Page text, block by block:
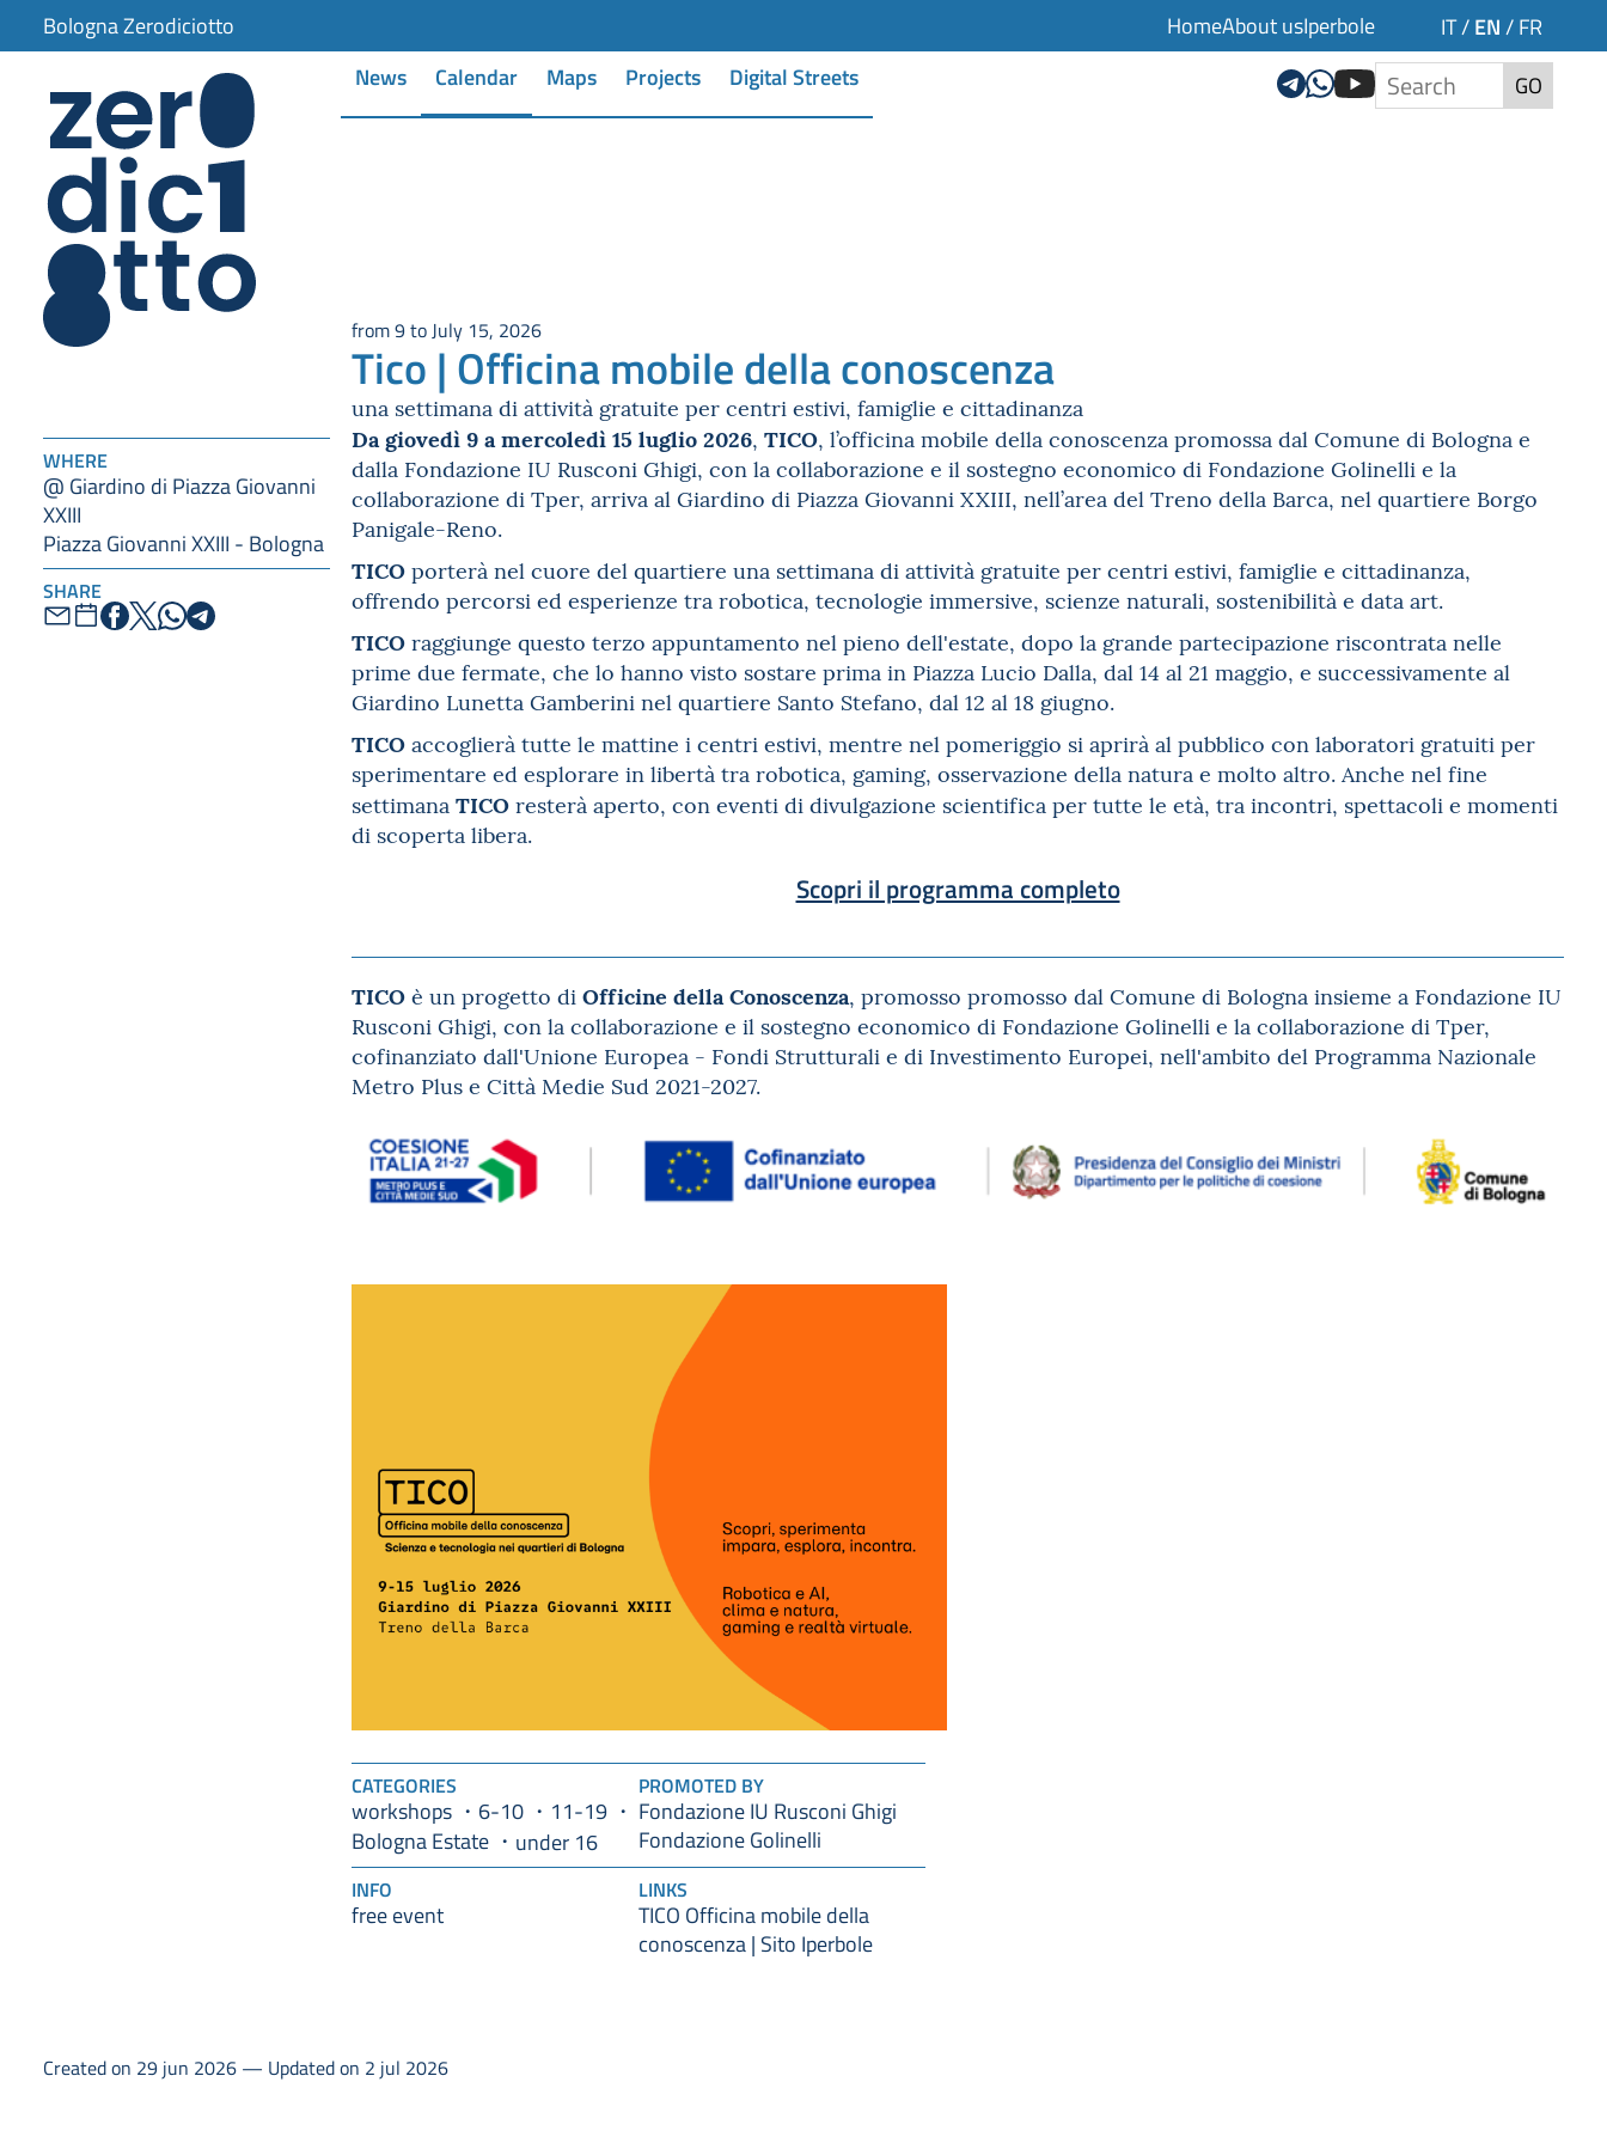
Bologna Zerodiciotto HomeAbout usIperbole IT/ EN / FR
News Calendar Maps Projects Digital Streets GO
WHERE
@ Giardino di Piazza Giovanni
XXIII
Piazza Giovanni XXIII - Bologna
SHARE
from 9 to July 15, 2026
Tico | Officina mobile della conoscenza
una settimana di attività gratuite per centri estivi, famiglie e cittadinanza
Da giovedì 9 a mercoledì 15 luglio 2026, TICO, l’officina mobile della conoscenza promossa dal Comune di Bologna e
dalla Fondazione IU Rusconi Ghigi, con la collaborazione e il sostegno economico di Fondazione Golinelli e la
collaborazione di Tper, arriva al Giardino di Piazza Giovanni XXIII, nell’area del Treno della Barca, nel quartiere Borgo
Panigale-Reno.
TICO porterà nel cuore del quartiere una settimana di attività gratuite per centri estivi, famiglie e cittadinanza,
offrendo percorsi ed esperienze tra robotica, tecnologie immersive, scienze naturali, sostenibilità e data art.
TICO raggiunge questo terzo appuntamento nel pieno dell'estate, dopo la grande partecipazione riscontrata nelle
prime due fermate, che lo hanno visto sostare prima in Piazza Lucio Dalla, dal 14 al 21 maggio, e successivamente al
Giardino Lunetta Gamberini nel quartiere Santo Stefano, dal 12 al 18 giugno.
TICO accoglierà tutte le mattine i centri estivi, mentre nel pomeriggio si aprirà al pubblico con laboratori gratuiti per
sperimentare ed esplorare in libertà tra robotica, gaming, osservazione della natura e molto altro. Anche nel fine
settimana TICO resterà aperto, con eventi di divulgazione scientifica per tutte le età, tra incontri, spettacoli e momenti
di scoperta libera.
Scopri il programma completo
TICO è un progetto di Officine della Conoscenza, promosso promosso dal Comune di Bologna insieme a Fondazione IU
Rusconi Ghigi, con la collaborazione e il sostegno economico di Fondazione Golinelli e la collaborazione di Tper,
cofinanziato dall'Unione Europea - Fondi Strutturali e di Investimento Europei, nell'ambito del Programma Nazionale
Metro Plus e Città Medie Sud 2021-2027.
CATEGORIES
workshops 6-10
11-19
Bologna Estate
under 16
PROMOTED BY
Fondazione IU Rusconi Ghigi
Fondazione Golinelli
INFO
free event
LINKS
TICO Officina mobile della
conoscenza | Sito Iperbole
Created on 29 jun 2026 — Updated on 2 jul 2026